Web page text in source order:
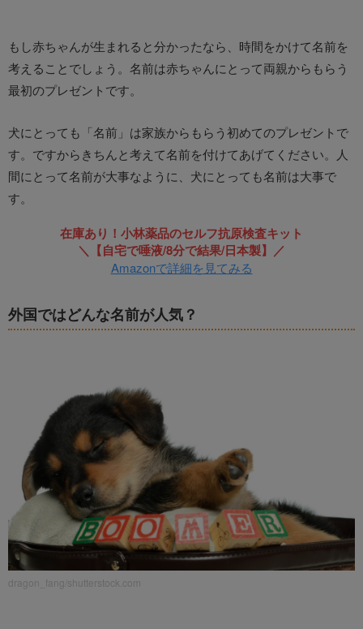
もし赤ちゃんが生まれると分かったなら、時間をかけて名前を
考えることでしょう。名前は赤ちゃんにとって両親からもらう
最初のプレゼントです。
犬にとっても「名前」は家族からもらう初めてのプレゼントで
す。ですからきちんと考えて名前を付けてあげてください。人
間にとって名前が大事なように、犬にとっても名前は大事で
す。
在庫あり！小林薬品のセルフ抗原検査キット
＼【自宅で唾液/8分で結果/日本製】／
Amazonで詳細を見てみる
外国ではどんな名前が人気？
dragon_fang/shutterstock.com